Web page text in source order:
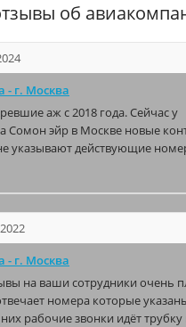
об
- г. Москва
аж с 2018 года. Сейчас у
Сомон эйр в Москве новые
указывают действующие
- г. Москва
на ваши сотрудники очень
номера которые
рабочие звонки идёт трубку